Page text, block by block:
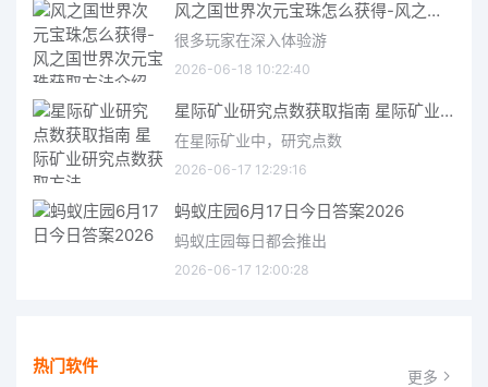
风之国世界次元宝珠怎么获得-风之国世界次元宝珠获取方法介绍
很多玩家在深入体验游
2026-06-18 10:22:40
星际矿业研究点数获取指南 星际矿业研究点数获取方法
在星际矿业中，研究点数
2026-06-17 12:29:16
蚂蚁庄园6月17日今日答案2026
蚂蚁庄园每日都会推出
2026-06-17 12:00:28
热门软件 更多